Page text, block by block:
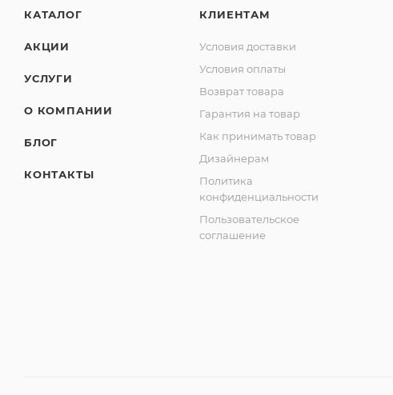
КАТАЛОГ
АКЦИИ
УСЛУГИ
О КОМПАНИИ
БЛОГ
КОНТАКТЫ
КЛИЕНТАМ
Условия доставки
Условия оплаты
Возврат товара
Гарантия на товар
Как принимать товар
Дизайнерам
Политика
конфиденциальности
Пользовательское
соглашение